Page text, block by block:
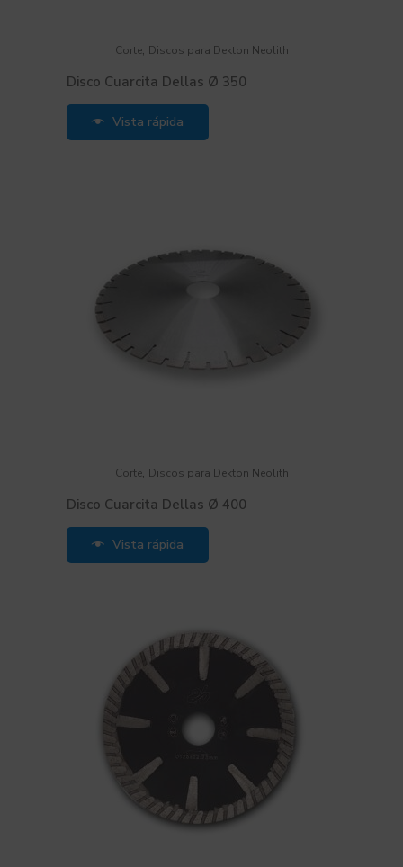
Corte, Discos para Dekton Neolith
Disco Cuarcita Dellas Ø 350
Vista rápida
Corte, Discos para Dekton Neolith
Disco Cuarcita Dellas Ø 400
Vista rápida